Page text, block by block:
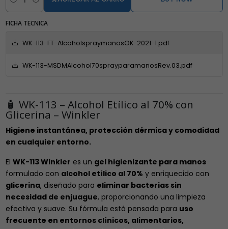
Cantidad
FICHA TECNICA
WK-113-FT-AlcoholspraymanosOK-2021-1.pdf
WK-113-MSDMAlcohol70sprayparamanosRev.03.pdf
🧴 WK-113 – Alcohol Etílico al 70% con
Glicerina – Winkler
Higiene instantánea, protección dérmica y comodidad
en cualquier entorno.
El WK-113 Winkler es un gel higienizante para manos
formulado con alcohol etílico al 70% y enriquecido con
glicerina, diseñado para eliminar bacterias sin
necesidad de enjuague, proporcionando una limpieza
efectiva y suave. Su fórmula está pensada para uso
frecuente en entornos clínicos, alimentarios,